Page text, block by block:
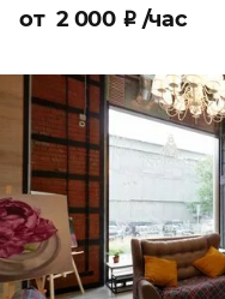
от 2 000 ₽ /час